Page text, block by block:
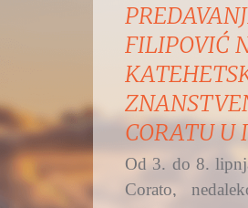
MISNO
UZVIŠENJA
OSIJEK -
Hrvatski
i svetkovinu
svetu misu...